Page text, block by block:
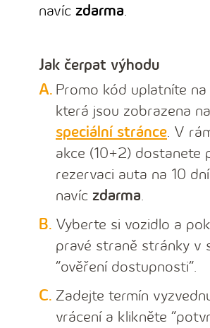
navíc zdarma.
Jak čerpat výhodu
Promo kód uplatníte na
která jsou zobrazena na
speciální stránce. V
akce (10+2) dostanete
rezervaci auta na 10
navíc zdarma.
Vyberte si vozidlo a
pravé straně stránky v
“ověření dostupnosti”.
Zadejte termín
vrácení a klikněte